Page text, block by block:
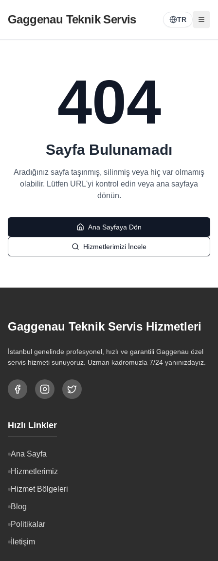
Gaggenau Teknik Servis TR
404
Sayfa Bulunamadı
Aradığınız sayfa taşınmış, silinmiş veya hiç var olmamış
olabilir. Lütfen URL'yi kontrol edin veya ana sayfaya
dönün.
Ana Sayfaya Dön
Hizmetlerimizi İncele
Gaggenau Teknik Servis Hizmetleri
İstanbul genelinde profesyonel, hızlı ve garantili Gaggenau özel
servis hizmeti sunuyoruz. Uzman kadromuzla 7/24 yanınızdayız.
Hızlı Linkler
Ana Sayfa
Hizmetlerimiz
Hizmet Bölgeleri
Blog
Politikalar
İletişim